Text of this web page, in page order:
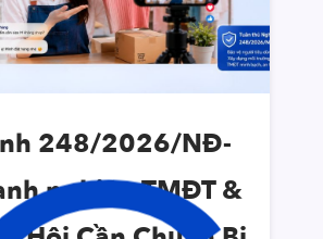
248/2026/NĐ-
nghiệp TMĐT &